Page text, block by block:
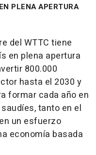
PLENA APERTURA
del WTTC tiene
en plena apertura
800.000
hasta el 2030 y
formar cada año en
tanto en el
un esfuerzo
economía basada